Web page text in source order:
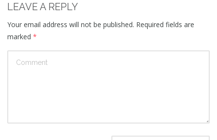
LEAVE A REPLY
Your email address will not be published. Required fields are
marked *